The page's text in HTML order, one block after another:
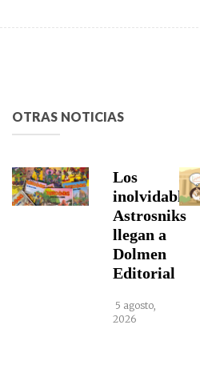
OTRAS NOTICIAS
Los
inolvidables
Astrosniks
llegan a
Dolmen
Editorial
5 agosto,
2026